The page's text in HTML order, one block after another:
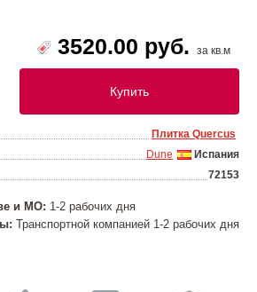
3520.00 руб. за кв.м
Купить
Плитка Quercus
Испания
Dune
72153
и МО: 1-2 рабочих дня
Транспортной компанией 1-2 рабочих дня